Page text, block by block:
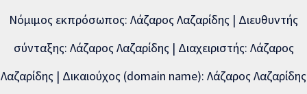
Νόμιμος εκπρόσωπος: Λάζαρος Λαζαρίδης | Διευθυντής
σύνταξης: Λάζαρος Λαζαρίδης | Διαχειριστής: Λάζαρος
Λαζαρίδης | Δικαιούχος (domain name): Λάζαρος Λαζαρίδης